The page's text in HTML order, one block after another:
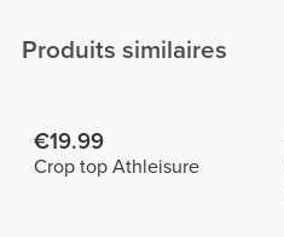
Produits similaires
€19.99
Crop top Athleisure